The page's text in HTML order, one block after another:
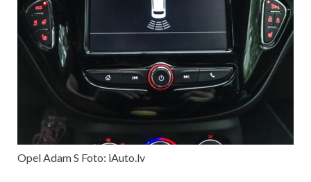
Opel Adam S Foto: iAuto.lv